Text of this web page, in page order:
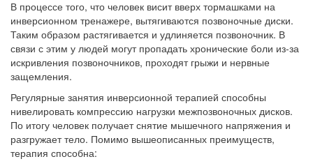
В процессе того, что человек висит вверх тормашками на
инверсионном тренажере, вытягиваются позвоночные диски.
Таким образом растягивается и удлиняется позвоночник. В
связи с этим у людей могут пропадать хронические боли из-за
искривления позвоночников, проходят грыжи и нервные
защемления.
Регулярные занятия инверсионной терапией способны
нивелировать компрессию нагрузки межпозвоночных дисков.
По итогу человек получает снятие мышечного напряжения и
разгружает тело. Помимо вышеописанных преимуществ,
терапия способна: